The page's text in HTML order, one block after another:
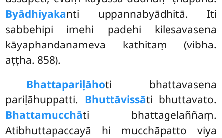
Byādhiyakanti uppannabyādhitā. Iti
sabbehipi imehi padehi kilesavasena
kāyaphandanameva kathitaṃ (vibha.
aṭṭha. 858).
Bhattapariḷāhoti bhattavasena
pariḷāhuppatti. Bhuttāvissāti bhuttavato.
Bhattamucchāti bhattagelaññaṃ.
Atibhuttapaccayā hi mucchāpatto viya